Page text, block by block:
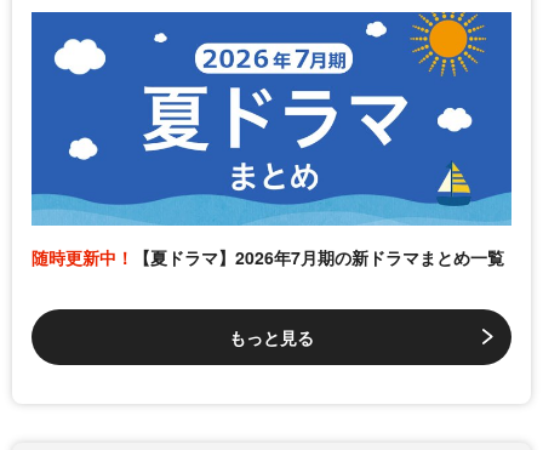
随時更新中！ 【夏ドラマ】2026年7月期の新ドラマまとめ一覧
もっと見る